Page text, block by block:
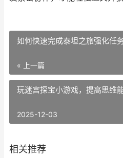
如何快速完成泰坦之旅强化任
« 上一篇
玩迷宫探宝小游戏，提高思维
2025-12-03
相关推荐